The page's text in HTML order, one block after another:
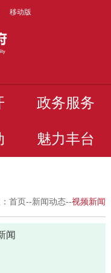
移动版
政务服务
魅力丰台
首页--新闻动态--视频新闻
闻